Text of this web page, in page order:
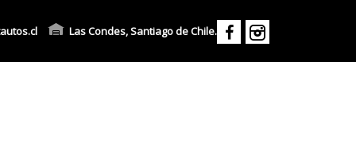
Las Condes, Santiago de Chile.